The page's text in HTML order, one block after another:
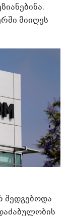
მიიღეს
შედგებოდა